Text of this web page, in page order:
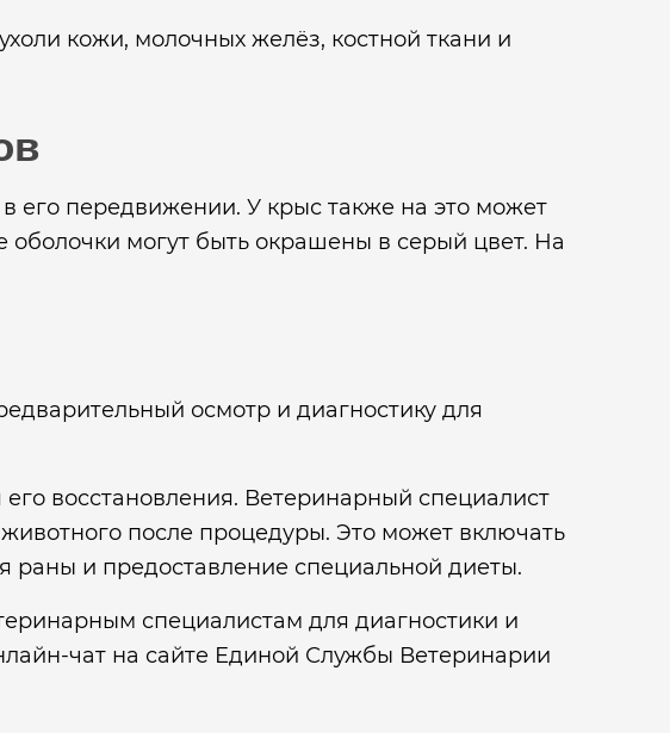
кожи, молочных желёз, костной ткани и
его передвижении. У крыс также на это может
оболочки могут быть окрашены в серый цвет. На
осмотр и диагностику для
восстановления. Ветеринарный специалист
после процедуры. Это может включать
раны и предоставление специальной диеты.
специалистам для диагностики и
чат на сайте Единой Службы Ветеринарии